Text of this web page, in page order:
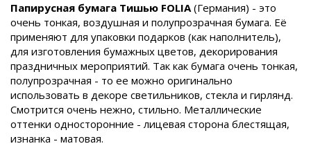
Папирусная бумага Тишью FOLIA(Германия) - это
очень тонкая, воздушная и полупрозрачная бумага. Её
применяют для упаковки подарков (как наполнитель),
для изготовления бумажных цветов, декорирования
праздничных мероприятий. Так как бумага очень тонкая,
полупрозрачная - то ее можно оригинально
использовать в декоре светильников, стекла и гирлянд.
Смотрится очень нежно, стильно. Металлические
оттенки односторонние - лицевая сторона блестящая,
изнанка - матовая.